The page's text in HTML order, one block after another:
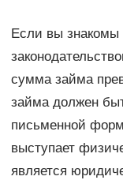
Если вы
сумма займа
займа должен
письменной
выступает
является